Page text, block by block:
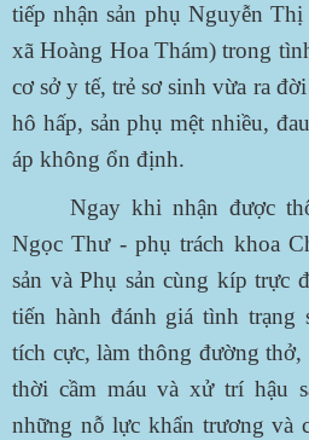
tiếp nhận sản phụ Nguyễn
xã Hoàng Hoa Thám) trong
cơ sở y tế, trẻ sơ sinh vừa ra
hô hấp, sản phụ mệt nhiều,
áp không ổn định.
Ngay khi nhận được
Ngọc Thư - phụ trách khoa
sản và Phụ sản cùng kíp trực
tiến hành đánh giá tình trạng
tích cực, làm thông đường
thời cầm máu và xử trí hậu
những nỗ lực khẩn trương và